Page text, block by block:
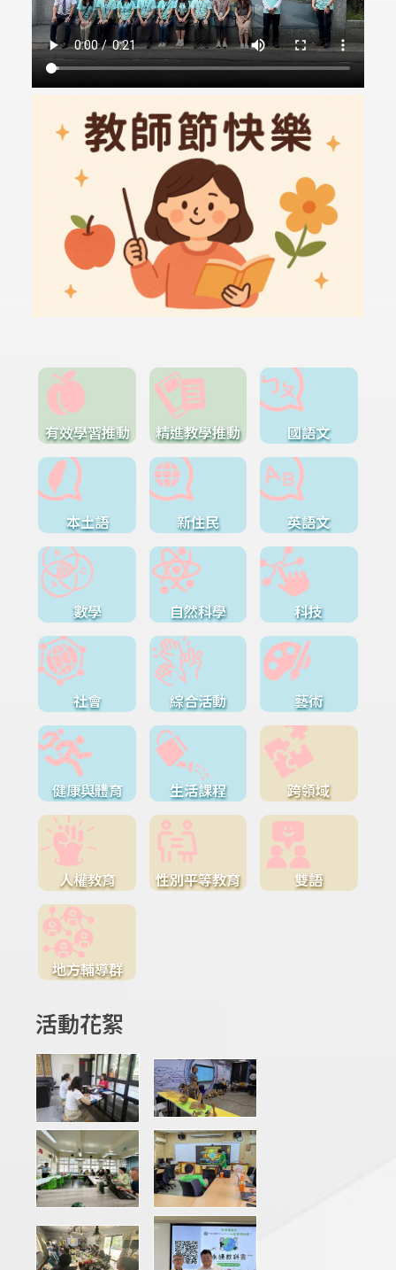
有效學習推動 精進教學推動 國語文
本土語 新住民 英語文
數學 自然科學 科技
社會 綜合活動 藝術
健康與體育 生活課程 跨領域
人權教育 性別平等教育 雙語
地方輔導群
活動花絮